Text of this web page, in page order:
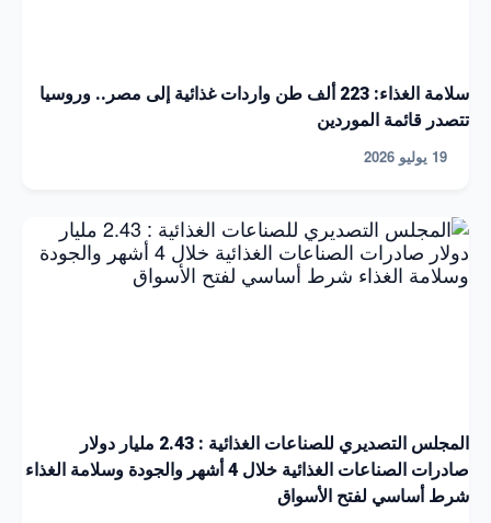
سلامة الغذاء: 223 ألف طن واردات غذائية إلى مصر.. وروسيا
تتصدر قائمة الموردين
19 يوليو 2026
المجلس التصديري للصناعات الغذائية : 2.43 مليار دولار
صادرات الصناعات الغذائية خلال 4 أشهر والجودة وسلامة الغذاء
شرط أساسي لفتح الأسواق